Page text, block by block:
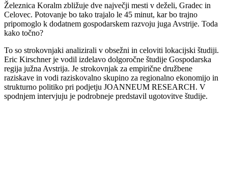
Železnica Koralm zbližuje dve največji mesti v deželi, Gradec in
Celovec. Potovanje bo tako trajalo le 45 minut, kar bo trajno
pripomoglo k dodatnem gospodarskem razvoju juga Avstrije. Toda
kako točno?
To so strokovnjaki analizirali v obsežni in celoviti lokacijski študiji.
Eric Kirschner je vodil izdelavo dolgoročne študije Gospodarska
regija južna Avstrija. Je strokovnjak za empirične družbene
raziskave in vodi raziskovalno skupino za regionalno ekonomijo in
strukturno politiko pri podjetju JOANNEUM RESEARCH. V
spodnjem intervjuju je podrobneje predstavil ugotovitve študije.